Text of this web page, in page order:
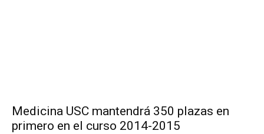
Medicina USC mantendrá 350 plazas en
primero en el curso 2014-2015